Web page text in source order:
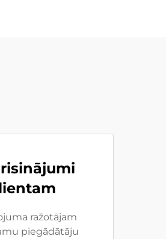
ražotājam
piegādātāju